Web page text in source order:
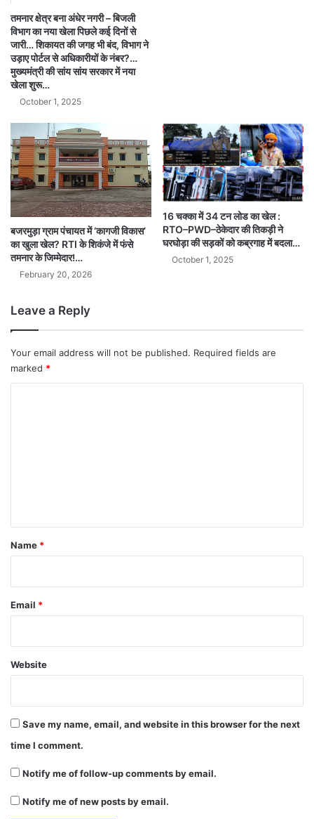
तमनार क्षेत्र बना अंधेर नगरी – बिजली
विभाग का नया खेला पिछले कई दिनों से
जारी… शिकायत की जगह भी बंद, विभाग ने
उड़ाए पोर्टल से अधिकारीयों के नंबर?…
मुख्यमंत्री की सांय सांय सरकार में नया
खेला शुरू…
October 1, 2025
बजरमुड़ा ग्राम पंचायत में ‘कागजी विकास’
का खुला खेल? RTI के शिकंजे में फंसे
तमनार के जिम्मेदार!…
February 20, 2026
16 चक्का में 34 टन लोड का खेल :
RTO–PWD–ठेकेदार की तिकड़ी ने
घरघोड़ा की सड़कों को कब्रगाह में बदला…
October 1, 2025
Leave a Reply
Your email address will not be published. Required fields are
marked *
*
Name *
Email *
Website
Save my name, email, and website in this browser for the next
time I comment.
Notify me of follow-up comments by email.
Notify me of new posts by email.